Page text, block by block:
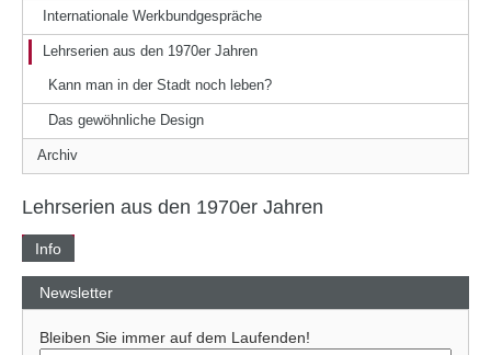
Internationale Werkbundgespräche
Lehrserien aus den 1970er Jahren
Kann man in der Stadt noch leben?
Das gewöhnliche Design
Archiv
Lehrserien aus den 1970er Jahren
Info
Newsletter
Bleiben Sie immer auf dem Laufenden!